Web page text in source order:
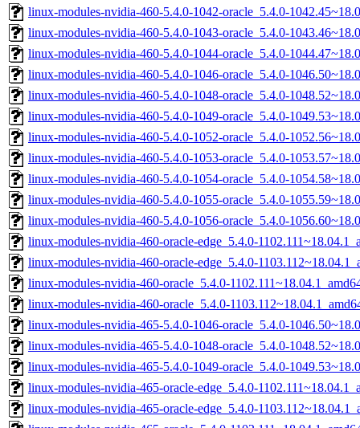
linux-modules-nvidia-460-5.4.0-1042-oracle_5.4.0-
linux-modules-nvidia-460-5.4.0-1043-oracle_5.4.0-
linux-modules-nvidia-460-5.4.0-1044-oracle_5.4.0-
linux-modules-nvidia-460-5.4.0-1046-oracle_5.4.0-
linux-modules-nvidia-460-5.4.0-1048-oracle_5.4.0-
linux-modules-nvidia-460-5.4.0-1049-oracle_5.4.0-
linux-modules-nvidia-460-5.4.0-1052-oracle_5.4.0-
linux-modules-nvidia-460-5.4.0-1053-oracle_5.4.0-
linux-modules-nvidia-460-5.4.0-1054-oracle_5.4.0-
linux-modules-nvidia-460-5.4.0-1055-oracle_5.4.0-
linux-modules-nvidia-460-5.4.0-1056-oracle_5.4.0-
linux-modules-nvidia-460-oracle-edge_5.4.0-
linux-modules-nvidia-460-oracle-edge_5.4.0-
linux-modules-nvidia-460-oracle_5.4.0-
linux-modules-nvidia-460-oracle_5.4.0-
linux-modules-nvidia-465-5.4.0-1046-oracle_5.4.0-
linux-modules-nvidia-465-5.4.0-1048-oracle_5.4.0-
linux-modules-nvidia-465-5.4.0-1049-oracle_5.4.0-
linux-modules-nvidia-465-oracle-edge_5.4.0-
linux-modules-nvidia-465-oracle-edge_5.4.0-